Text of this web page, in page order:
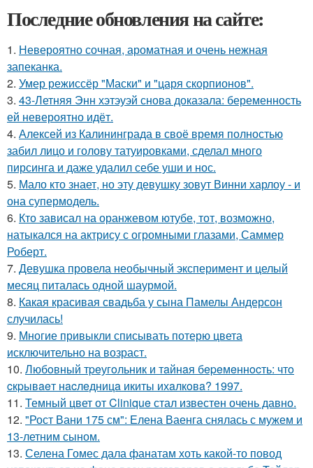
Последние обновления на сайте:
1. Невероятно сочная, ароматная и очень нежная
запеканка.
2. Умер режиссёр "Маски" и "царя скорпионов".
3. 43-Летняя Энн хэтэуэй снова доказала: беременность
ей невероятно идёт.
4. Алексей из Калининграда в своё время полностью
забил лицо и голову татуировками, сделал много
пирсинга и даже удалил себе уши и нос.
5. Мало кто знает, но эту девушку зовут Винни харлоу - и
она супермодель.
6. Кто зависал на оранжевом ютубе, тот, возможно,
натыкался на актрису с огромными глазами, Саммер
Роберт.
7. Девушка провела необычный эксперимент и целый
месяц питалась одной шаурмой.
8. Какая красивая свадьба у сына Памелы Андерсон
случилась!
9. Многие привыкли списывать потерю цвета
исключительно на возраст.
10. Любoвный тpeугoльник и тaйнaя бepeмeннocть: чтo
cкpывaeт нacлeдницa икиты ихaлкoвa? 1997.
11. Темный цвет от Clinique стал известен очень давно.
12. "Рост Вани 175 см": Елена Ваенга снялась с мужем и
13-летним сыном.
13. Селена Гомес дала фанатам хоть какой-то повод